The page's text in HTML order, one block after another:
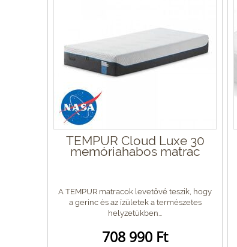
TEMPUR Cloud Luxe 30
memóriahabos matrac
A TEMPUR matracok levetővé teszik, hogy
a gerinc és az ízületek a természetes
helyzetükben...
708 990 Ft